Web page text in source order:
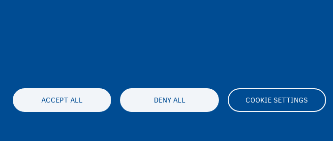
COOKIE SETTINGS
DENY ALL
ACCEPT ALL